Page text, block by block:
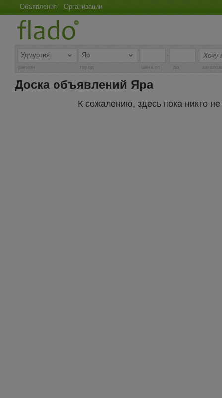
Объявления Организации
-
регион город цена от до
Доска объявлений Яра
К сожалению, здесь пока никто